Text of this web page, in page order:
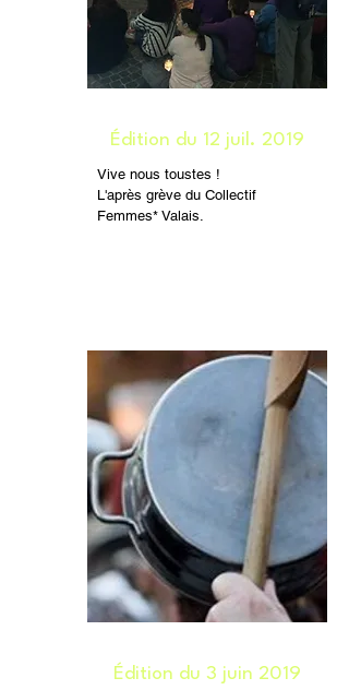
Édition du 12 juil. 2019
Vive nous toustes !
L'après grève du Collectif
Femmes* Valais.
Édition du 3 juin 2019